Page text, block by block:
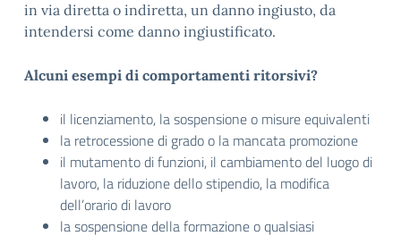
in via diretta o indiretta, un danno ingiusto, da
intendersi come danno ingiustificato.
Alcuni esempi di comportamenti ritorsivi?
il licenziamento, la sospensione o misure equivalenti
la retrocessione di grado o la mancata promozione
il mutamento di funzioni, il cambiamento del luogo di
lavoro, la riduzione dello stipendio, la modifica
dell’orario di lavoro
la sospensione della formazione o qualsiasi